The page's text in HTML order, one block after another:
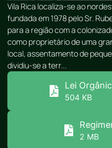
Vila Rica localiza-se ao
fundada em 1978 pelo Sr.
para a região com a
como proprietário de uma
local, assentamento de
dividiu-se a terr...
Lei
504 KB
2 MB